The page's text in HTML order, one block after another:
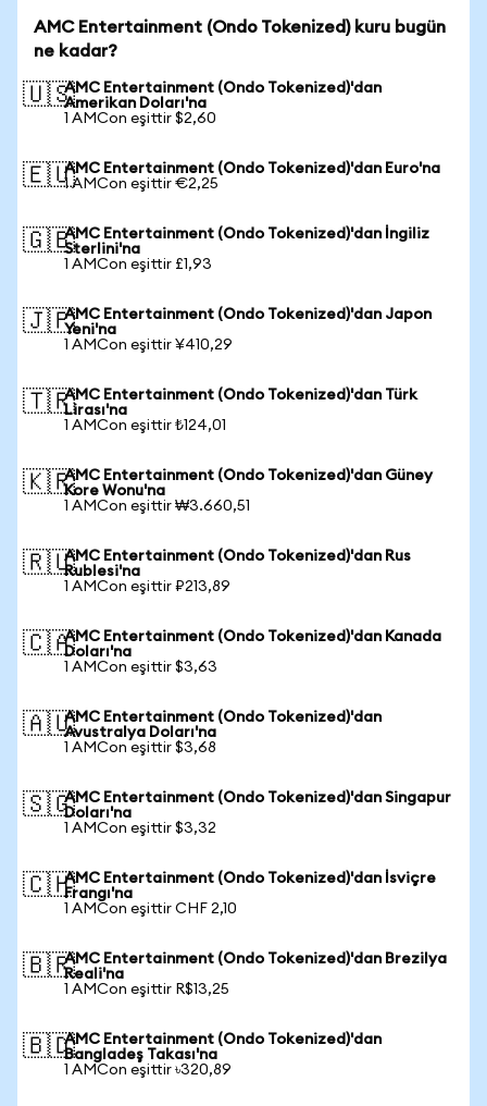
AMC Entertainment (Ondo Tokenized) kuru bugün
ne kadar?
🇺🇸AMC Entertainment (Ondo Tokenized)'dan
Amerikan Doları'na
1 AMCon eşittir $2,60
🇪🇺AMC Entertainment (Ondo Tokenized)'dan Euro'na
1 AMCon eşittir €2,25
🇬🇧AMC Entertainment (Ondo Tokenized)'dan İngiliz
Sterlini'na
1 AMCon eşittir £1,93
🇯🇵AMC Entertainment (Ondo Tokenized)'dan Japon
Yeni'na
1 AMCon eşittir ¥410,29
🇹🇷AMC Entertainment (Ondo Tokenized)'dan Türk
Lirası'na
1 AMCon eşittir ₺124,01
🇰🇷AMC Entertainment (Ondo Tokenized)'dan Güney
Kore Wonu'na
1 AMCon eşittir ₩3.660,51
🇷🇺AMC Entertainment (Ondo Tokenized)'dan Rus
Rublesi'na
1 AMCon eşittir ₽213,89
🇨🇦AMC Entertainment (Ondo Tokenized)'dan Kanada
Doları'na
1 AMCon eşittir $3,63
🇦🇺AMC Entertainment (Ondo Tokenized)'dan
Avustralya Doları'na
1 AMCon eşittir $3,68
🇸🇬AMC Entertainment (Ondo Tokenized)'dan Singapur
Doları'na
1 AMCon eşittir $3,32
🇨🇭AMC Entertainment (Ondo Tokenized)'dan İsviçre
Frangı'na
1 AMCon eşittir CHF 2,10
🇧🇷AMC Entertainment (Ondo Tokenized)'dan Brezilya
Reali'na
1 AMCon eşittir R$13,25
🇧🇩AMC Entertainment (Ondo Tokenized)'dan
Bangladeş Takası'na
1 AMCon eşittir ৳320,89